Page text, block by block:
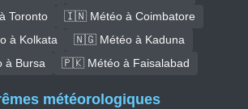
Toronto
🇮🇳 Météo à Coimbatore
à Kolkata
🇳🇬 Météo à Kaduna
Bursa
🇵🇰 Météo à Faisalabad
météorologiques